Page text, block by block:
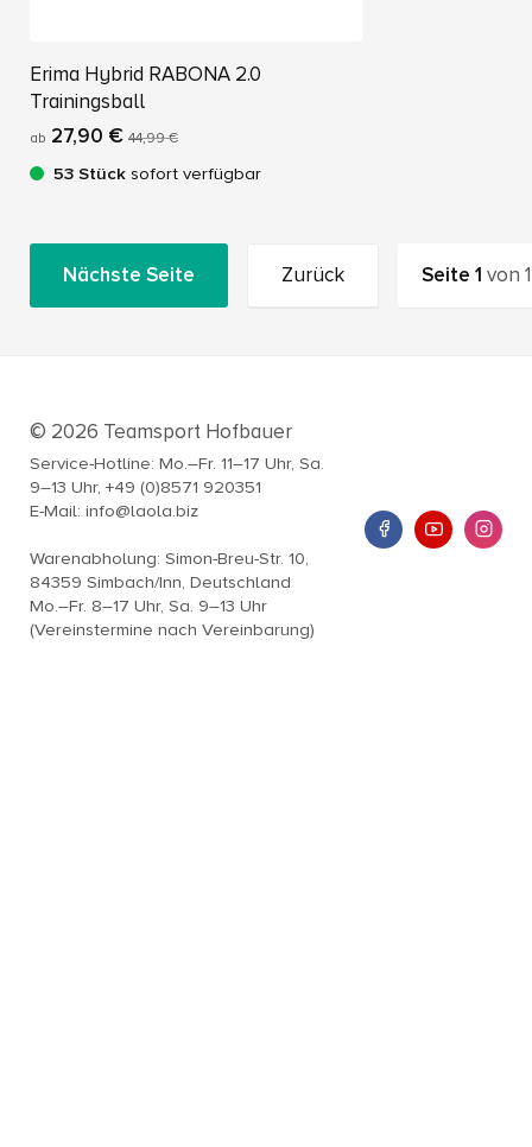
Erima Hybrid RABONA 2.0
Trainingsball
ab 27,90 € 44,99 €
53 Stück sofort verfügbar
Nächste Seite Zurück Seite1 von1
© 2026 Teamsport Hofbauer
Service-Hotline: Mo.–Fr. 11–17 Uhr, Sa.
9–13 Uhr, +49 (0)8571 920351
E-Mail: info@laola.biz
Warenabholung: Simon-Breu-Str. 10,
84359 Simbach/Inn, Deutschland
Mo.–Fr. 8–17 Uhr, Sa. 9–13 Uhr
(Vereinstermine nach Vereinbarung)